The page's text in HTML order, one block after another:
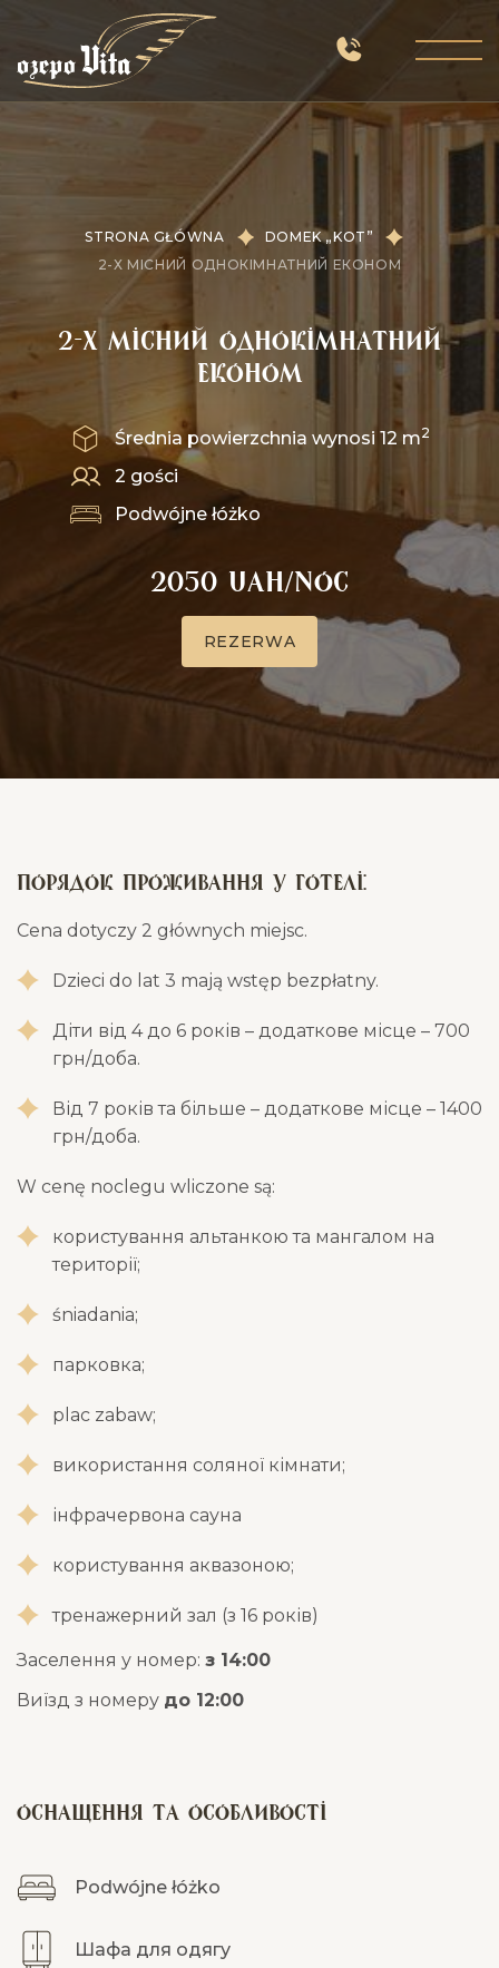
STRONA GŁÓWNA
DOMEK „KOT”
2-Х МІСНИЙ ОДНОКІМНАТНИЙ ЕКОНОМ
2-х місний однокімнатний
економ
Średnia powierzchnia wynosi 12 m2
2 gości
Podwójne łóżko
2050 UAH/noc
REZERWA
Порядок проживання у готелі:
Cena dotyczy 2 głównych miejsc.
Dzieci do lat 3 mają wstęp bezpłatny.
Діти від 4 до 6 років – додаткове місце – 700
грн/доба.
Від 7 років та більше – додаткове місце – 1400
грн/доба.
W cenę noclegu wliczone są:
користування альтанкою та мангалом на
території;
śniadania;
парковка;
plac zabaw;
використання соляної кімнати;
інфрачервона сауна
користування аквазоною;
тренажерний зал (з 16 років)
Заселення у номер: з 14:00
Виїзд з номеру до 12:00
Оснащення та особливості
Podwójne łóżko
Шафа для одягу